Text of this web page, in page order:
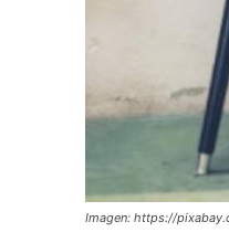
Imagen: https://